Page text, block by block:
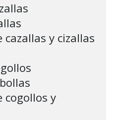
cazallas y cizallas
cogollos y